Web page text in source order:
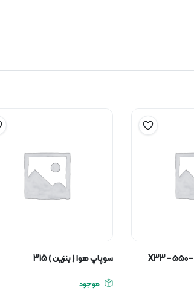
سوپاپ هوا ( بنزین ) 315
موجود